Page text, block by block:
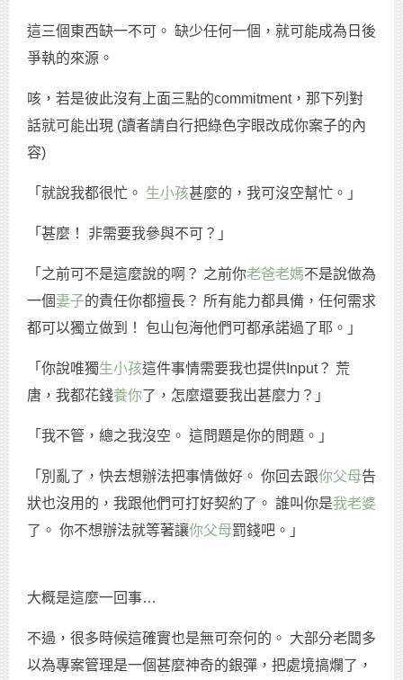
這三個東西缺一不可。 缺少任何一個，就可能成為日後
爭執的來源。
咳，若是彼此沒有上面三點的commitment，那下列對
話就可能出現 (讀者請自行把綠色字眼改成你案子的內
容)
「就說我都很忙。 生小孩甚麼的，我可沒空幫忙。」
「甚麼！ 非需要我參與不可？」
「之前可不是這麼說的啊？ 之前你老爸老媽不是說做為
一個妻子的責任你都擅長？ 所有能力都具備，任何需求
都可以獨立做到！ 包山包海他們可都承諾過了耶。」
「你說唯獨生小孩這件事情需要我也提供Input？ 荒
唐，我都花錢養你了，怎麼還要我出甚麼力？」
「我不管，總之我沒空。 這問題是你的問題。」
「別亂了，快去想辦法把事情做好。 你回去跟你父母告
狀也沒用的，我跟他們可打好契約了。 誰叫你是我老婆
了。 你不想辦法就等著讓你父母罰錢吧。」
大概是這麼一回事…
不過，很多時候這確實也是無可奈何的。 大部分老闆多
以為專案管理是一個甚麼神奇的銀彈，把處境搞爛了，